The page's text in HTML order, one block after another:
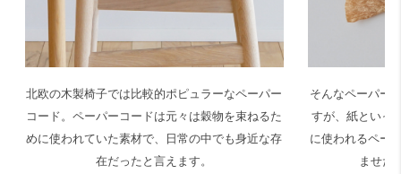
北欧の木製椅子では比較的ポピュラーなペーパー
コード。ペーパーコードは元々は穀物を束ねるた
めに使われていた素材で、日常の中でも身近な存
在だったと言えます。
そんなペーパー
すが、紙といっ
に使われるペー
ませた